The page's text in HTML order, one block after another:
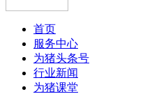
首页
服务中心
为猪头条号
行业新闻
为猪课堂